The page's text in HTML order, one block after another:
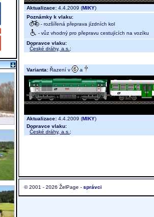
Aktualizace: 4.4.2009 (MIKY)
Poznámky k vlaku:
- rozšířená přeprava jízdních kol
- vůz vhodný pro přepravu cestujících na vozíku
Dopravce vlaku:
České dráhy, a.s. ;
Varianta: Řazení v a
Aktualizace: 4.4.2009 (MIKY)
Dopravce vlaku:
České dráhy, a.s. ;
© 2001 - 2026 ŽelPage - správci